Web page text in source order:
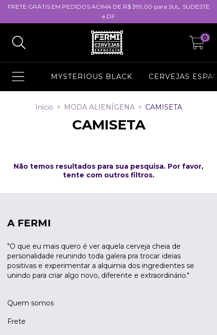
FRETE GRÁTIS EM PEDIDOS ACIMA DE R$ 399,00 para SUL, SUDESTE
e DF
0
MYSTERIOUS BLACK CERVEJAS
Início > MODA ALIENÍGENA > CAMISETA
CAMISETA
Não temos resultados para sua pesquisa. Por favor,
tente com outros filtros.
A FERMI
"O que eu mais quero é ver aquela cerveja cheia de
personalidade reunindo toda galera pra trocar ideias
positivas e experimentar a alquimia dos ingredientes se
unindo para criar algo novo, diferente e extraordinário."
Quem somos
Frete